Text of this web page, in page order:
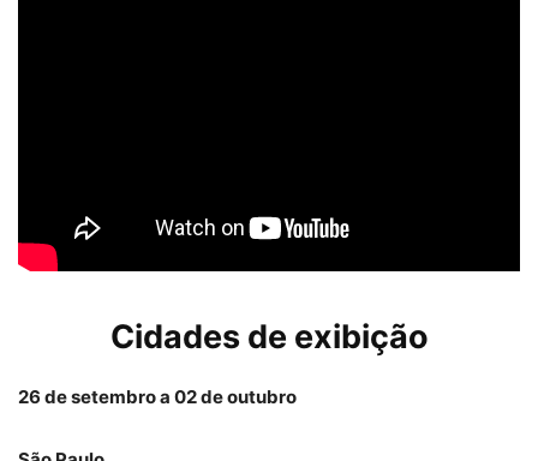
Cidades de exibição
26 de setembro a 02 de outubro